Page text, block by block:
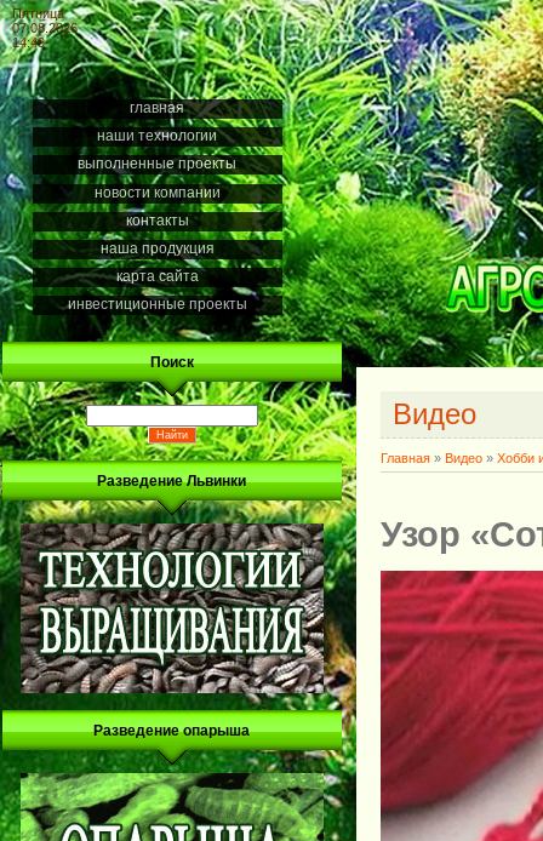
Пятница
07.08.2026
14:49
главная
наши технологии
выполненные проекты
новости компании
контакты
наша продукция
карта сайта
инвестиционные проекты
Поиск
Разведение Львинки
Разведение опарыша
Видео
Главная » Видео » Хобби
Узор